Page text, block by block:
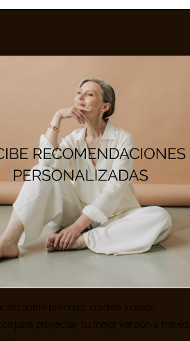
sobre prendas, colores y casos
para proyectar tu mejor versión a través